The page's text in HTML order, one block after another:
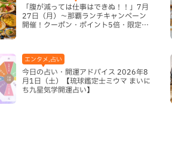
「腹が減っては仕事はできぬ！！」7月
27日（月）〜那覇ランチキャンペーン
開催！クーポン・ポイント5倍・限定グ
エンタメ,占い
今日の占い・開運アドバイス 2026年8
月1日（土）【琉球鑑定士ミウマ まいに
ち九星気学開運占い】